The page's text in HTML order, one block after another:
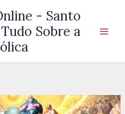
- Santo
Sobre a